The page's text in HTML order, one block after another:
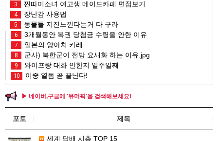
3 찐따미소녀 여고생 메이드카페 면접보기
4 장난감 사용법
5 동물들 지진느낀다는거 다 구라
6 3개월동안 복권 당첨금 수령을 안한 이유
7 일본의 양아치 카레
8 군사) 북한군이 전방 요새화 하는 이유.jpg
9 와이프랑 대화 안한지 일주일째
10 이중 열돔 곧 끝난다!
▶ 네이버,구글에 '유머픽'을 검색해보세요!
포토 제목
세계 담배 시총 TOP 15